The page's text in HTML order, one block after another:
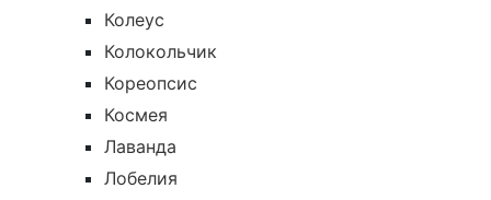
Колеус
Колокольчик
Кореопсис
Космея
Лаванда
Лобелия